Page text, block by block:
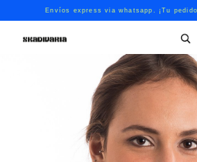
Envíos express via whatsapp. ¡Tu